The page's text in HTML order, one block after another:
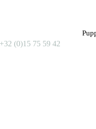
+32 (0)15 75 59 42